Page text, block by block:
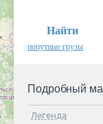
Найти
попутные грузы
Подробный
Легенда